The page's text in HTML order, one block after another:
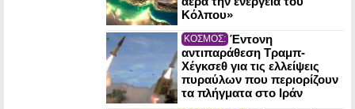
Κόλπου»
ΚΟΣΜΟΣ: Έντονη
αντιπαράθεση Τραμπ-
Χέγκσεθ για τις ελλείψεις
πυραύλων που περιορίζουν
τα πλήγματα στο Ιράν